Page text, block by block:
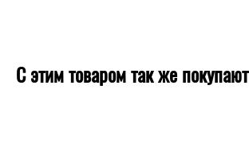
С этим товаром так же покупают